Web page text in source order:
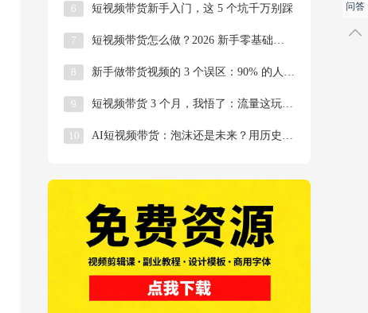
6 短视频带货新手入门，这 5 个坑千万别踩
7 短视频带货怎么做？2026 新手零基础入门指南
8 新手做带货视频的 3 个误区：90% 的人都踩过
9 短视频带货 3 个月，我悟了：流量这玩意儿真不是
10 AI短视频带货：泡沫还是未来？用历史给你最靠谱的
问答